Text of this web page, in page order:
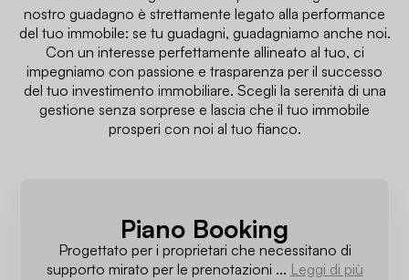
nostro guadagno è strettamente legato alla performance
del tuo immobile: se tu guadagni, guadagniamo anche noi.
Con un interesse perfettamente allineato al tuo, ci
impegniamo con passione e trasparenza per il successo
del tuo investimento immobiliare. Scegli la serenità di una
gestione senza sorprese e lascia che il tuo immobile
prosperi con noi al tuo fianco.
Piano Booking
Progettato per i proprietari che necessitano di
supporto mirato per le prenotazioni ... Leggi di più